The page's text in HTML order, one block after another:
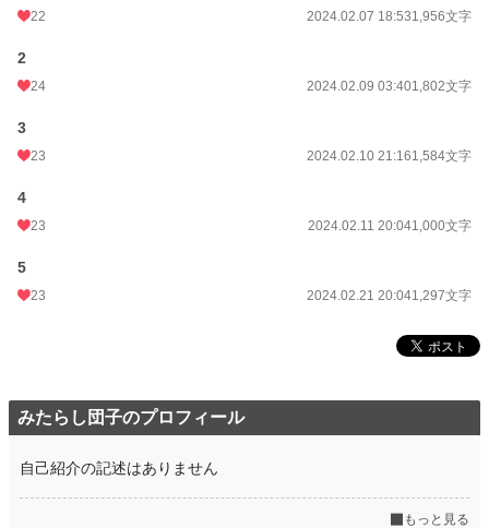
22 2024.02.07 18:531,956文字
2
24 2024.02.09 03:401,802文字
3
23 2024.02.10 21:161,584文字
4
23 2024.02.11 20:041,000文字
5
23 2024.02.21 20:041,297文字
みたらし団子のプロフィール
自己紹介の記述はありません
もっと見る